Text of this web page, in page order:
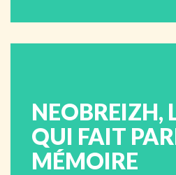
NEOBREIZH,
QUI FAIT
MÉMOIRE